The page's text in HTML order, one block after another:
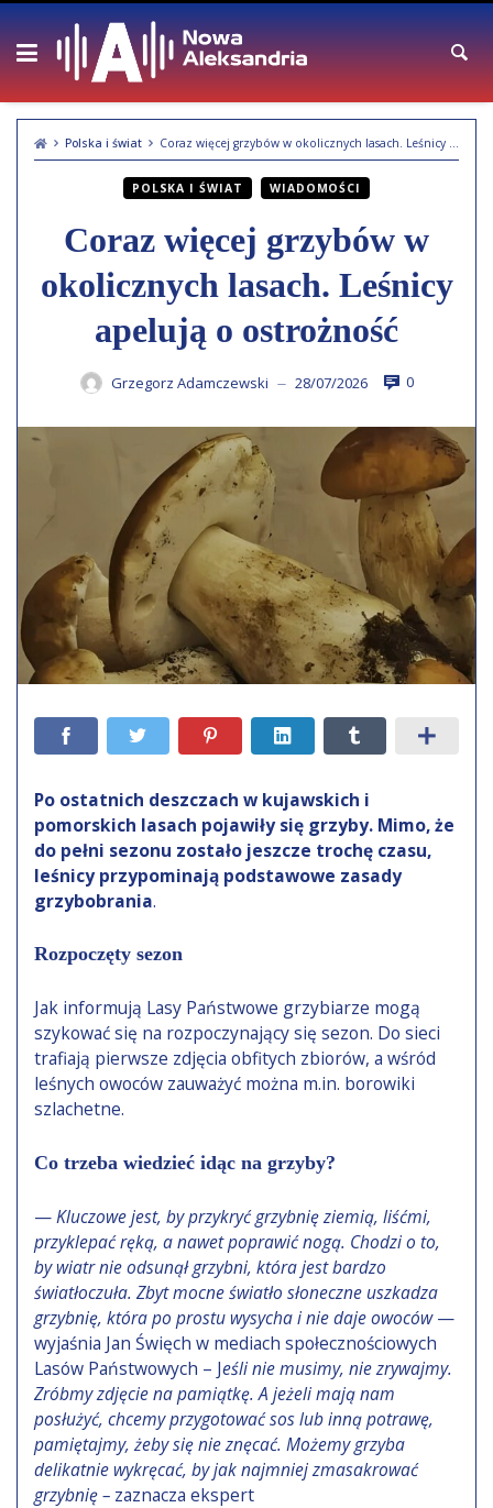
Skip
content
Polska i świat Coraz więcej grzybów w okolicznych lasach. Leśnicy apelują o ostrożność
POLSKA I ŚWIAT WIADOMOŚCI
Coraz więcej grzybów w
okolicznych lasach. Leśnicy
apelują o ostrożność
Grzegorz Adamczewski — 28/07/2026 0
Po ostatnich deszczach w kujawskich i
pomorskich lasach pojawiły się grzyby. Mimo, że
do pełni sezonu zostało jeszcze trochę czasu,
leśnicy przypominają podstawowe zasady
grzybobrania.
Rozpoczęty sezon
Jak informują Lasy Państwowe grzybiarze mogą
szykować się na rozpoczynający się sezon. Do sieci
trafiają pierwsze zdjęcia obfitych zbiorów, a wśród
leśnych owoców zauważyć można m.in. borowiki
szlachetne.
Co trzeba wiedzieć idąc na grzyby?
—Kluczowe jest, by przykryć grzybnię ziemią, liśćmi,
przyklepać ręką, a nawet poprawić nogą. Chodzi o to,
by wiatr nie odsunął grzybni, która jest bardzo
światłoczuła. Zbyt mocne światło słoneczne uszkadza
grzybnię, która po prostu wysycha i nie daje owoców—
wyjaśnia Jan Święch w mediach społecznościowych
Lasów Państwowych – Jeśli nie musimy, nie zrywajmy.
Zróbmy zdjęcie na pamiątkę. A jeżeli mają nam
posłużyć, chcemy przygotować sos lub inną potrawę,
pamiętajmy, żeby się nie znęcać. Możemy grzyba
delikatnie wykręcać, by jak najmniej zmasakrować
grzybnię – zaznacza ekspert